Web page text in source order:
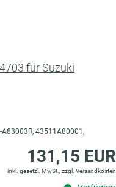
für Suzuki
A83003R, 43511A80001,
131,15 EUR
inkl. gesetzl. MwSt., zzgl. Versandkosten